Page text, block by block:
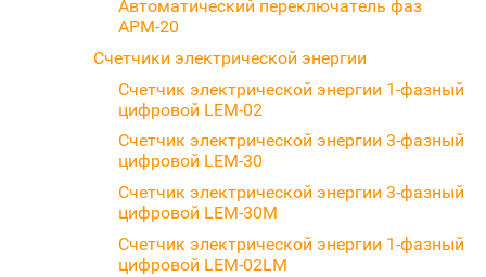
Автоматический переключатель фаз
APM-20
Счетчики электрической энергии
Счетчик электрической энергии 1-фазный
цифровой LEM-02
Счетчик электрической энергии 3-фазный
цифровой LEM-30
Счетчик электрической энергии 3-фазный
цифровой LEM-30M
Счетчик электрической энергии 1-фазный
цифровой LEM-02LM